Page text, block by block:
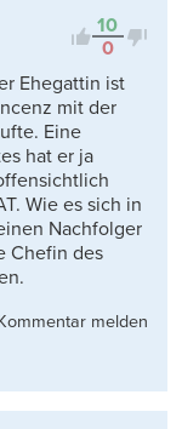
10
0
Ehegattin ist
mit der
Eine
hat er ja
Wie es sich in
Nachfolger
Chefin des
melden